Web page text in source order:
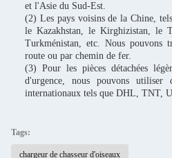
et l'Asie du Sud-Est.
(2) Les pays voisins de la Chine,
le Kazakhstan, le Kirghizistan, le
Turkménistan, etc. Nous pouvons
route ou par chemin de fer.
(3) Pour les pièces détachées
d'urgence, nous pouvons utiliser
internationaux tels que DHL, TNT,
Tags:
chargeur de chasseur d'oiseaux